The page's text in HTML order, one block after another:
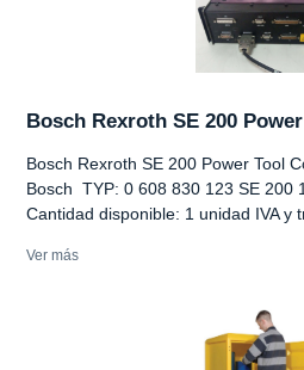
Bosch Rexroth SE 200
Bosch Rexroth SE 200 Power Tool
Bosch TYP: 0 608 830 123 SE 200
Cantidad disponible: 1 unidad IVA y
Ver más